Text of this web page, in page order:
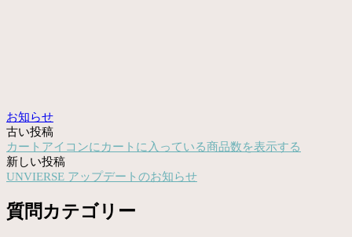
お知らせ
投
稿
ナ
ビ
古い投稿
カートアイコンにカートに入っている商品数を表示する
新しい投稿
UNVIERSE アップデートのお知らせ
質問カテゴリー